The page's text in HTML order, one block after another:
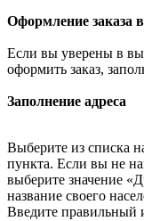
Оформление заказа
Если вы уверены в
оформить заказ,
Заполнение адреса
Выберите из списка
пункта. Если вы не
выберите значение
название своего
Введите правильный